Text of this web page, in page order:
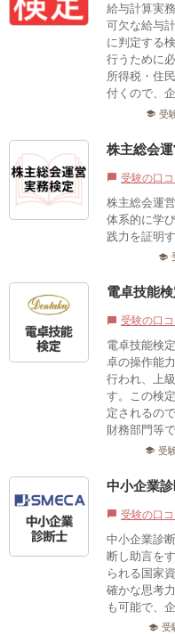
給与計算実
可欠な給与
に判定する
行うために
所得税・住
付くので、
school 受
株主総会
chat_bubble 受験の口
株主総会運
体系的に学
践力を証明
school
電卓技能
chat_bubble 受験の口
電卓技能検
卓の操作能
行われ、上
す。この検
定されるの
財務部門等
school 受
中小企業
chat_bubble 受験の口
中小企業診
断し助言を
られる国家
確かな思考
も可能で、
school 受